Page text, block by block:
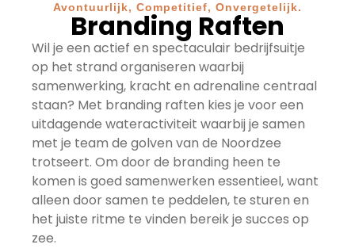
Avontuurlijk, Competitief, Onvergetelijk.
Branding Raften
Wil je een actief en spectaculair bedrijfsuitje
op het strand organiseren waarbij
samenwerking, kracht en adrenaline centraal
staan? Met branding raften kies je voor een
uitdagende wateractiviteit waarbij je samen
met je team de golven van de Noordzee
trotseert. Om door de branding heen te
komen is goed samenwerken essentieel, want
alleen door samen te peddelen, te sturen en
het juiste ritme te vinden bereik je succes op
zee.